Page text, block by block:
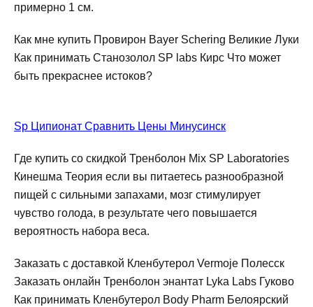
примерно 1 см.
Как мне купить Провирон Bayer Schering Великие Луки
Как принимать Станозолол SP labs Кирс Что может
быть прекраснее истоков?
Sp Ципионат Сравнить Цены Минусинск
Где купить со скидкой Тренболон Mix SP Laboratories
Кинешма Теория если вы питаетесь разнообразной
пищей с сильными запахами, мозг стимулирует
чувство голода, в результате чего повышается
вероятность набора веса.
Заказать с доставкой Кленбутерол Vermoje Полесск
Заказать онлайн Тренболон энантат Lyka Labs Гуково
Как принимать Кленбутерол Body Pharm Белоярский